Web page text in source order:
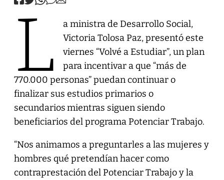
L
a ministra de Desarrollo Social,
Victoria Tolosa Paz, presentó este
viernes “Volvé a Estudiar”, un plan
para incentivar a que “más de
770.000 personas” puedan continuar o
finalizar sus estudios primarios o
secundariosmientras siguen siendo
beneficiarios del programa Potenciar Trabajo.
“Nos animamos a preguntarles a las mujeres y
hombres qué pretendían hacer como
contraprestación del Potenciar Trabajo y la